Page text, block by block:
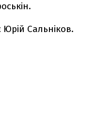
Сальніков.